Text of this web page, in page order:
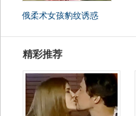
俄柔术女孩豹纹诱惑
精彩推荐